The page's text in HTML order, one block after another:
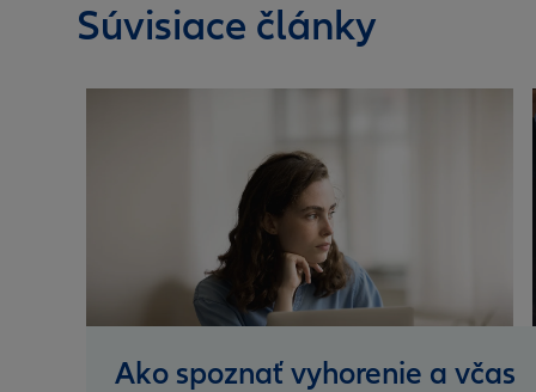
Súvisiace články
Ako spoznať vyhorenie a včas